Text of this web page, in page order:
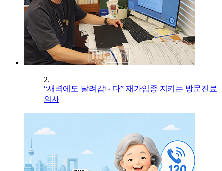
2.
“새벽에도 달려갑니다” 재가임종 지키는 방문진료
의사